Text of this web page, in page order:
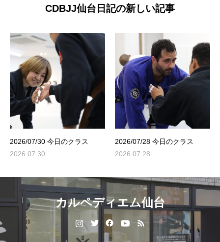
CDBJJ仙台日記の新しい記事
2026/07/30 今日のクラス
2026.07.30
2026/07/28 今日のクラス
2026.07.28
カルペディエム仙台